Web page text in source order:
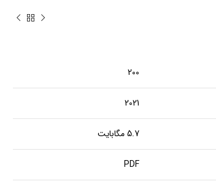
200
2021
5.7 مگابایت
PDF